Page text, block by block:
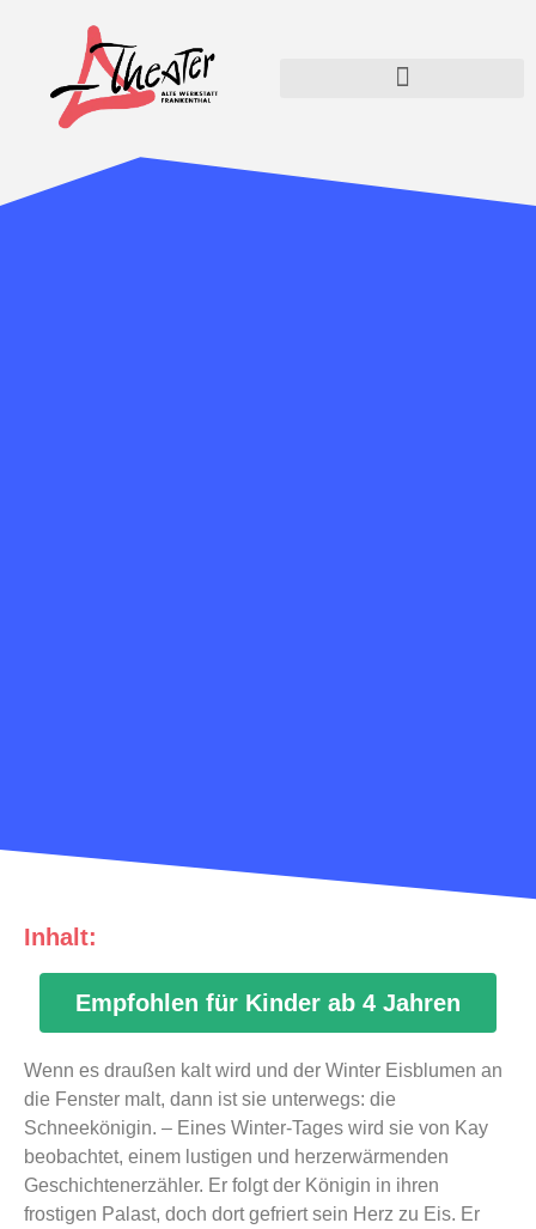
Die
Schneekönigin
Von: Maria Breuer nach
Hans Christian
Andersen
Inhalt:
Empfohlen für Kinder ab 4 Jahren
Wenn es draußen kalt wird und der Winter Eisblumen an
die Fenster malt, dann ist sie unterwegs: die
Schneekönigin. – Eines Winter-Tages wird sie von Kay
beobachtet, einem lustigen und herzerwärmenden
Geschichtenerzähler. Er folgt der Königin in ihren
frostigen Palast, doch dort gefriert sein Herz zu Eis. Er